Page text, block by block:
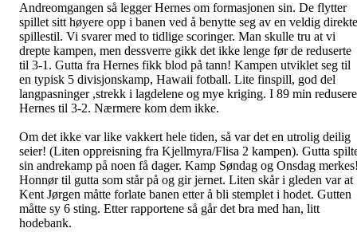
Andreomgangen så legger Hernes om formasjonen sin. De flytter
spillet sitt høyere opp i banen ved å benytte seg av en veldig direkte
spillestil. Vi svarer med to tidlige scoringer. Man skulle tru at vi
drepte kampen, men dessverre gikk det ikke lenge før de reduserte
til 3-1. Gutta fra Hernes fikk blod på tann! Kampen utviklet seg til
en typisk 5 divisjonskamp, Hawaii fotball. Lite finspill, god del
langpasninger ,strekk i lagdelene og mye kriging. I 89 min
Hernes til 3-2. Nærmere kom dem ikke.
Om det ikke var like vakkert hele tiden, så var det en utrolig deilig
seier! (Liten oppreisning fra Kjellmyra/Flisa 2 kampen). Gutta
sin andrekamp på noen få dager. Kamp Søndag og Onsdag
Honnør til gutta som står på og gir jernet. Liten skår i gleden var at
Kent Jørgen måtte forlate banen etter å bli stemplet i hodet. Gutten
måtte sy 6 sting. Etter rapportene så går det bra med han, litt
hodebank.